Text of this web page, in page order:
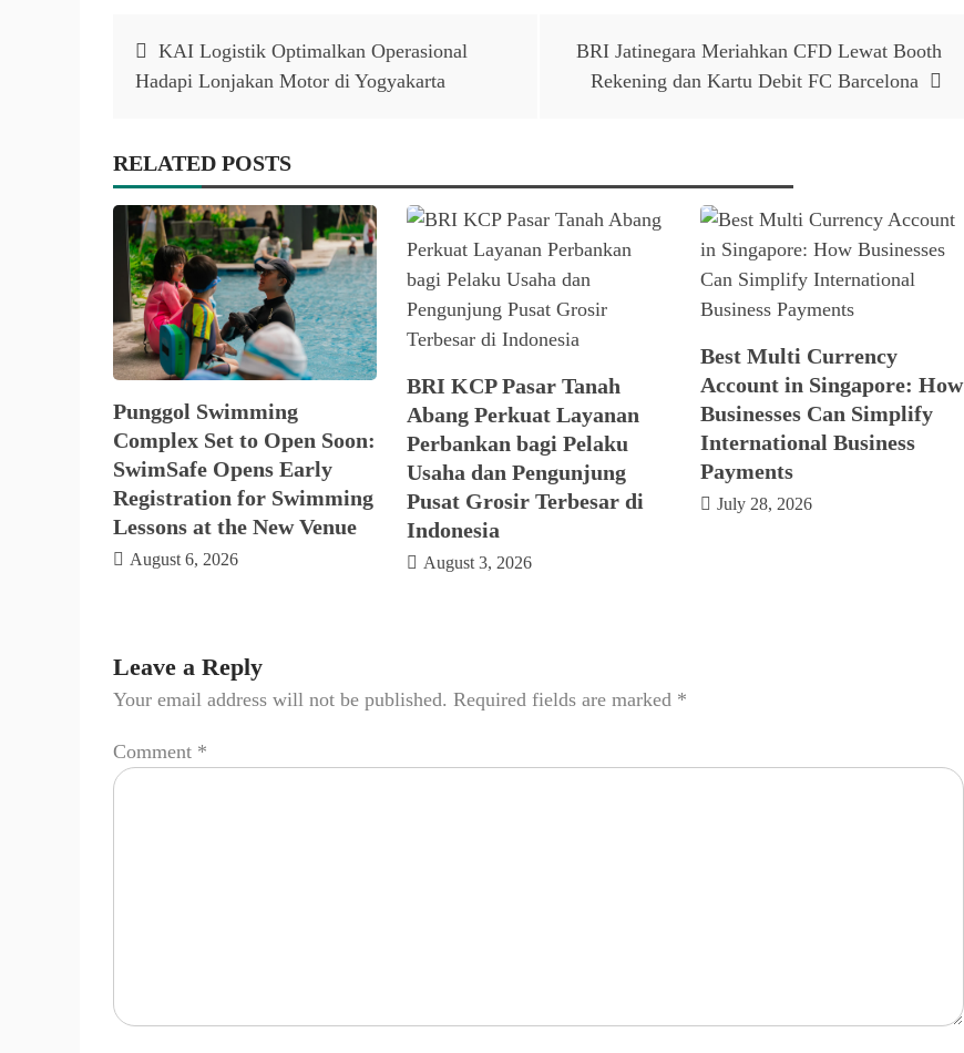
navigation
KAI Logistik Optimalkan Operasional
Hadapi Lonjakan Motor di Yogyakarta
BRI Jatinegara Meriahkan CFD Lewat Booth
Rekening dan Kartu Debit FC Barcelona
RELATED POSTS
Punggol Swimming
Complex Set to Open Soon:
SwimSafe Opens Early
Registration for Swimming
Lessons at the New Venue
August 6, 2026
BRI KCP Pasar Tanah
Abang Perkuat Layanan
Perbankan bagi Pelaku
Usaha dan Pengunjung
Pusat Grosir Terbesar di
Indonesia
August 3, 2026
Best Multi Currency
Account in Singapore: How
Businesses Can Simplify
International Business
Payments
July 28, 2026
Leave a Reply
Your email address will not be published. Required fields are marked *
Comment *